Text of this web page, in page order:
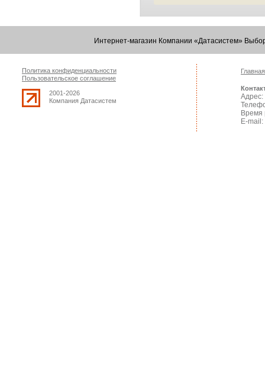
Интернет-магазин Компании «Датасистем»
Политика конфиденциальности
Пользовательское соглашение
2001-2026
Компания Датасистем
Главная
Адрес:
Время
E-